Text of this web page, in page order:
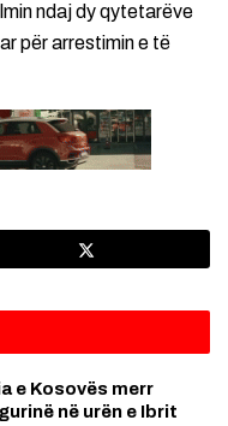
ndaj dy qytetarëve
për arrestimin e të
e Kosovës merr
në urën e Ibrit